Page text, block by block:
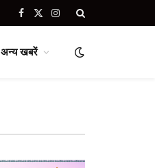
Facebook
X
Instagram
अन्य खबरें